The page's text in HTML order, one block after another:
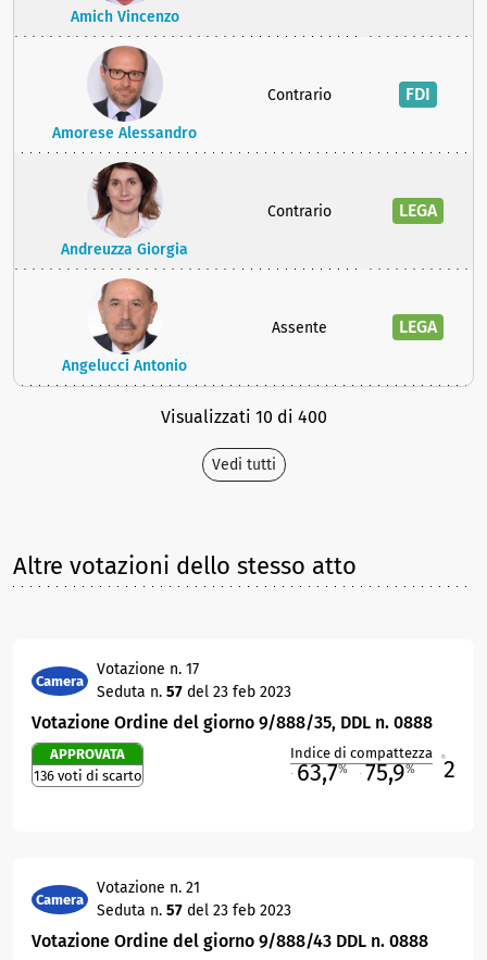
Amich Vincenzo
Amorese Alessandro
Contrario FDI
Andreuzza Giorgia
Contrario LEGA
Angelucci Antonio
Assente LEGA
Visualizzati 10 di 400
Vedi tutti
Altre votazioni dello stesso atto
Camera
Votazione n. 17
Seduta n. 57 del 23 feb 2023
Votazione Ordine del giorno 9/888/35, DDL n. 0888
APPROVATA
136 voti di scarto
Indice di compattezza
63,7% 75,9% 2
Camera
Votazione n. 21
Seduta n. 57 del 23 feb 2023
Votazione Ordine del giorno 9/888/43 DDL n. 0888